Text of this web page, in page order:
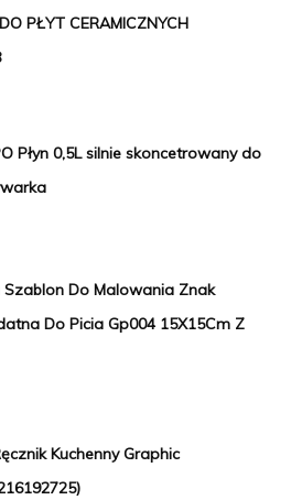
PŁYT CERAMICZNYCH
Płyn 0,5L silnie skoncetrowany do
Do Malowania Znak
Do Picia Gp004 15X15Cm Z
Kuchenny Graphic